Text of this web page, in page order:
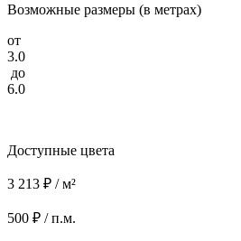
Возможные размеры (в метрах)
от
3.0
до
6.0
Доступные цвета
3 213 ₽ / м²
500 ₽ / п.м.